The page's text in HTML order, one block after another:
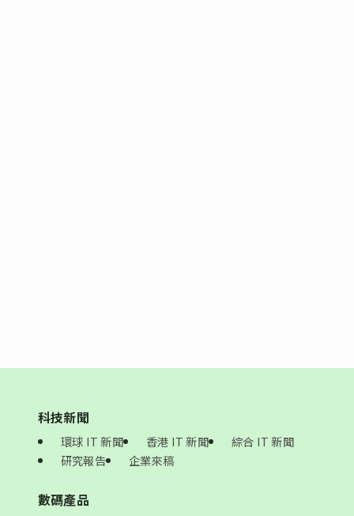
科技新聞
環球 IT 新聞 香港 IT 新聞
綜合 IT 新聞
研究報告
企業來稿
數碼產品